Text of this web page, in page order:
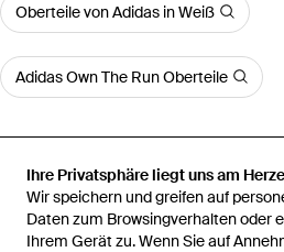
Ihre Privatsphäre liegt uns am
Wir speichern und greifen auf
Daten zum Browsingverhalten oder
Ihrem Gerät zu. Wenn Sie auf
Oberteile von Adidas in Weiß
Adidas Own The Run Oberteile
Startseite Damen Oberteile adidas